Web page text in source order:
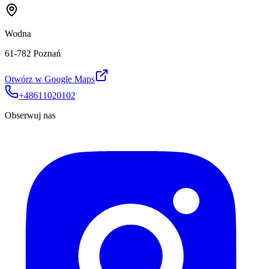
Wodna
61-782 Poznań
Otwórz w Google Maps
+48611020102
Obserwuj nas